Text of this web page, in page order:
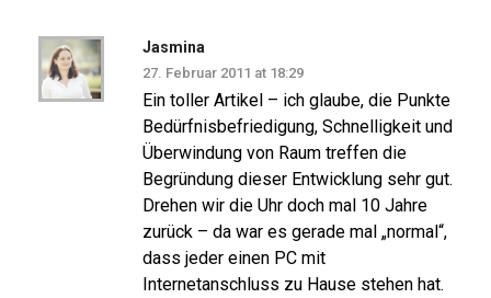
Jasmina
27. Februar 2011 at 18:29
Ein toller Artikel – ich glaube, die Punkte
Bedürfnisbefriedigung, Schnelligkeit und
Überwindung von Raum treffen die
Begründung dieser Entwicklung sehr gut.
Drehen wir die Uhr doch mal 10 Jahre
zurück – da war es gerade mal „normal“,
dass jeder einen PC mit
Internetanschluss zu Hause stehen hat.